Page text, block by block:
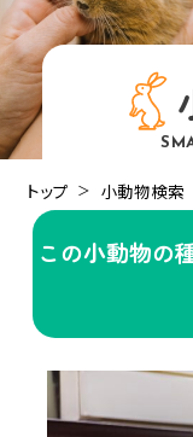
トップ 小動物検索
この小動物の